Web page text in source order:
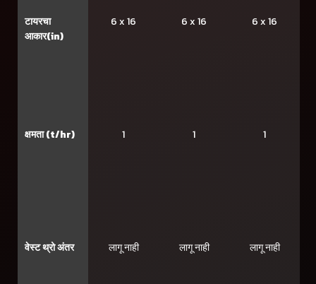
टायरचा
आकार(in)
क्षमता (t/hr)
वेस्ट थ्रो अंतर
6 x 16
1
लागू नाही
6 x 16
1
लागू नाही
6 x 16
1
लागू नाही